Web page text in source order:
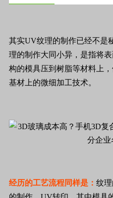
其实UV纹理的制作已经不是
理的制作大同小异，是指将
构的模具压到树脂等材料上
基材上的微细加工技术。
经历的工艺流程同样是： 纹理